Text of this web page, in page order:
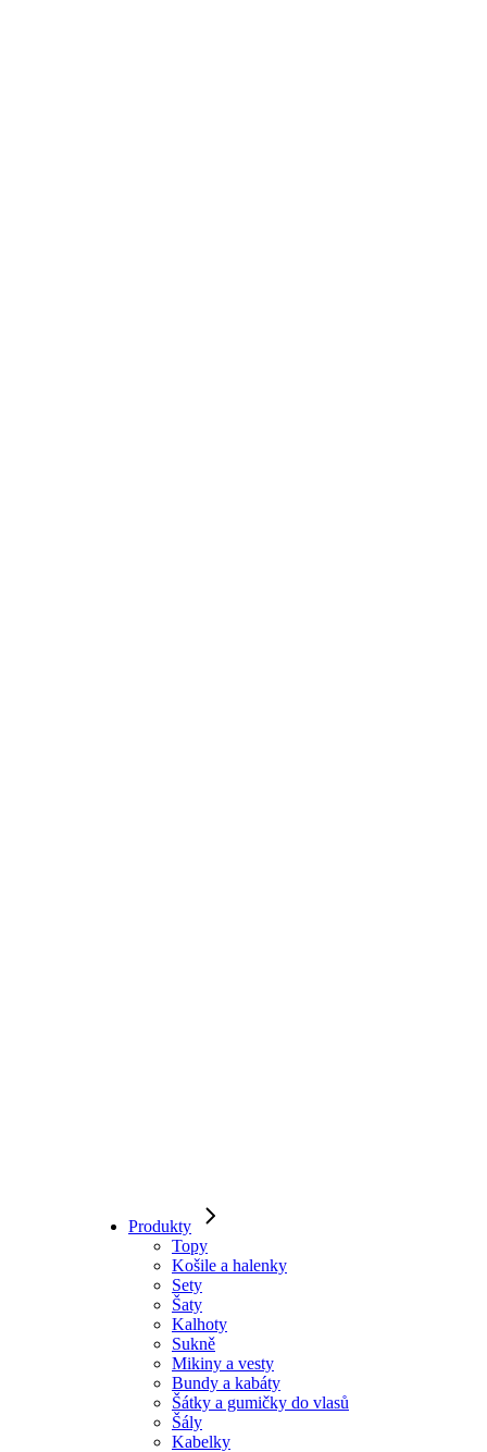
Produkty
Topy
Košile a halenky
Sety
Šaty
Kalhoty
Sukně
Mikiny a vesty
Bundy a kabáty
Šátky a gumičky do vlasů
Šály
Kabelky